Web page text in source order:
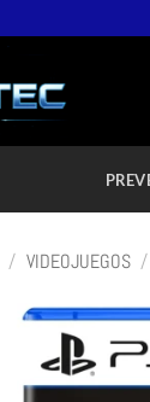
/ VIDEOJUEGOS /